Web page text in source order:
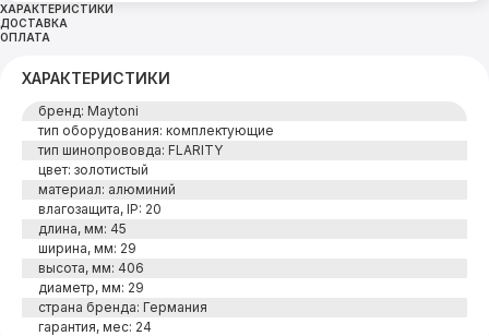
ХАРАКТЕРИСТИКИ
ДОСТАВКА
ОПЛАТА
ХАРАКТЕРИСТИКИ
бренд: Maytoni
тип оборудования: комплектующие
тип шинопрововда: FLARITY
цвет: золотистый
материал: алюминий
влагозащита, IP: 20
длина, мм: 45
ширина, мм: 29
высота, мм: 406
диаметр, мм: 29
страна бренда: Германия
гарантия, мес: 24